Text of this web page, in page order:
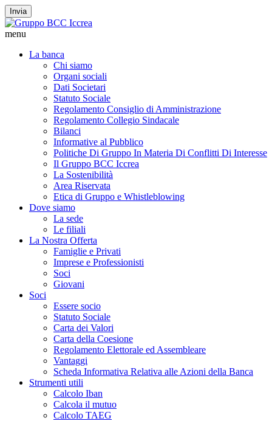
Invia
menu
La banca
Chi siamo
Organi sociali
Dati Societari
Statuto Sociale
Regolamento Consiglio di Amministrazione
Regolamento Collegio Sindacale
Bilanci
Informative al Pubblico
Politiche Di Gruppo In Materia Di Conflitti Di Interesse
Il Gruppo BCC Iccrea
La Sostenibilità
Area Riservata
Etica di Gruppo e Whistleblowing
Dove siamo
La sede
Le filiali
La Nostra Offerta
Famiglie e Privati
Imprese e Professionisti
Soci
Giovani
Soci
Essere socio
Statuto Sociale
Carta dei Valori
Carta della Coesione
Regolamento Elettorale ed Assembleare
Vantaggi
Scheda Informativa Relativa alle Azioni della Banca
Strumenti utili
Calcolo Iban
Calcola il mutuo
Calcolo TAEG